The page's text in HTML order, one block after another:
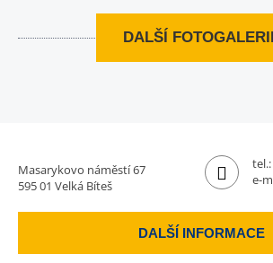
DALŠÍ
Masarykovo náměstí 67
595 01 Velká Bíteš
tel.:
e-
DALŠÍ INFORMACE